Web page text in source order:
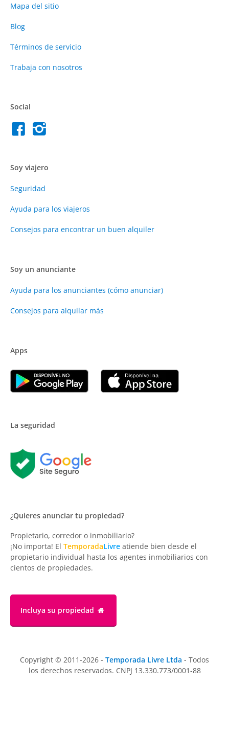
Mapa del sitio
Blog
Términos de servicio
Trabaja con nosotros
Social
Soy viajero
Seguridad
Ayuda para los viajeros
Consejos para encontrar un buen alquiler
Soy un anunciante
Ayuda para los anunciantes (cómo anunciar)
Consejos para alquilar más
Apps
La seguridad
¿Quieres anunciar tu propiedad?
Propietario, corredor o inmobiliario?
¡No importa! El TemporadaLivre atiende bien desde el
propietario individual hasta los agentes inmobiliarios con
cientos de propiedades.
Incluya su propiedad
Copyright © 2011-2026 - Temporada Livre Ltda - Todos
los derechos reservados. CNPJ 13.330.773/0001-88